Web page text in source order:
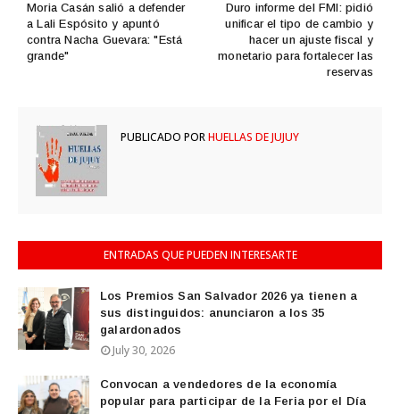
Duro informe del FMI: pidió
unificar el tipo de cambio y
hacer un ajuste fiscal y
monetario para fortalecer las
reservas
Moria Casán salió a defender
a Lali Espósito y apuntó
contra Nacha Guevara: "Está
grande"
PUBLICADO PORHUELLAS DE JUJUY
ENTRADAS QUE PUEDEN INTERESARTE
Los Premios San Salvador 2026 ya tienen a
sus distinguidos: anunciaron a los 35
galardonados
July 30, 2026
Convocan a vendedores de la economía
popular para participar de la Feria por el Día